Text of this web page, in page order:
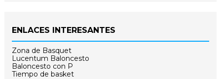
ENLACES INTERESANTES
Zona de Basquet
Lucentum Baloncesto
Baloncesto con P
Tiempo de basket